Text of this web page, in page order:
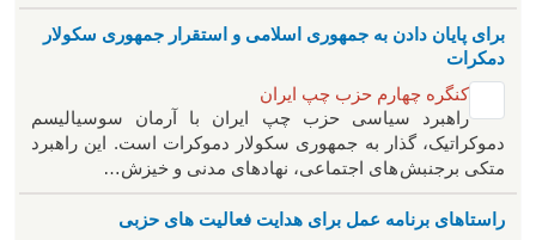
برای پایان دادن به جمهوری اسلامی و استقرار جمهوری سکولار
دمکرات
کنگره چهارم حزب چپ ایران
راهبرد سياسی حزب چپ ایران با آرمان سوسیالیسم
دموکراتیک، گذار به جمهوری سکولار دموکرات است. این راهبرد
متکی برجنبش های اجتماعی، نهادهای مدنی و خیزش‌…
راستاهای برنامه عمل برای هدایت فعالیت های حزبی